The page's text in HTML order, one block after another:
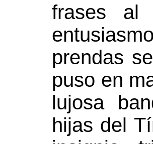
frases al
prendas
puso en
lujosa
hijas del